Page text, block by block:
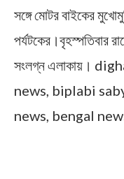
সঙ্গে মোটর বাইকের
পর্যটকের।বৃহস্পতিবার
সংলগ্ন এলাকায়।
news, biplabi
news, bengal